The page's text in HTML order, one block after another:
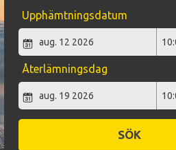
Upphämtningsdatum
Återlämningsdag
SÖK